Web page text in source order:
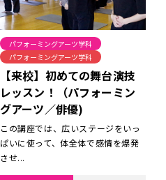
パフォーミングアーツ学科
パフォーミングアーツ学科
【来校】初めての舞台演技
レッスン！（パフォーミン
グアーツ／俳優)
この講座では、広いステージをいっ
ぱいに使って、体全体で感情を爆発
させ...